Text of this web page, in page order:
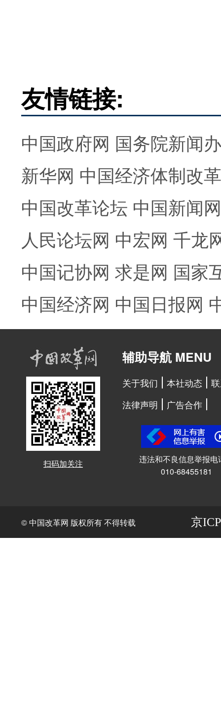
友情链接:
中国政府网 国务院新闻
新华网 中国经济体制改
中国改革论坛 中国新闻网
人民论坛网 中宏网 千龙
中国记协网 求是网 国家
中国经济网 中国日报网
扫码加关注
辅助导航 MENU
关于我们 本社动态
法律声明
广告合作
违法和不良信息举报电
010-68455181
© 中国改革网 版权所有 不得转载 京